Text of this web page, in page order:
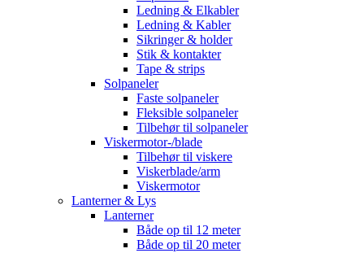
Ledning & Elkabler
Ledning & Kabler
Sikringer & holder
Stik & kontakter
Tape & strips
Solpaneler
Faste solpaneler
Fleksible solpaneler
Tilbehør til solpaneler
Viskermotor-/blade
Tilbehør til viskere
Viskerblade/arm
Viskermotor
Lanterner & Lys
Lanterner
Både op til 12 meter
Både op til 20 meter